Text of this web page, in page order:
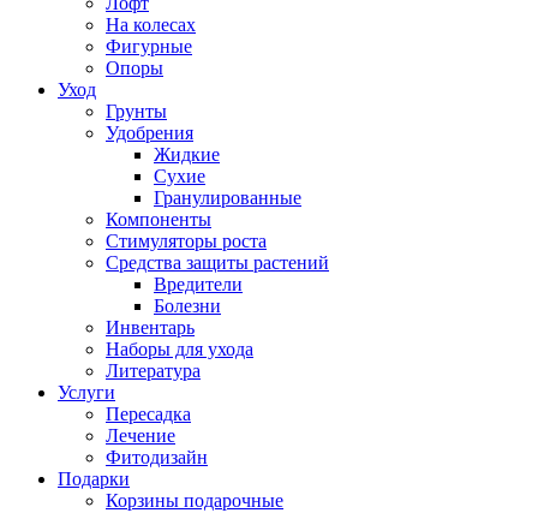
На колесах
Фигурные
Опоры
Уход
Грунты
Удобрения
Жидкие
Сухие
Гранулированные
Компоненты
Стимуляторы роста
Средства защиты растений
Вредители
Болезни
Инвентарь
Наборы для ухода
Литература
Услуги
Пересадка
Лечение
Фитодизайн
Подарки
Корзины подарочные